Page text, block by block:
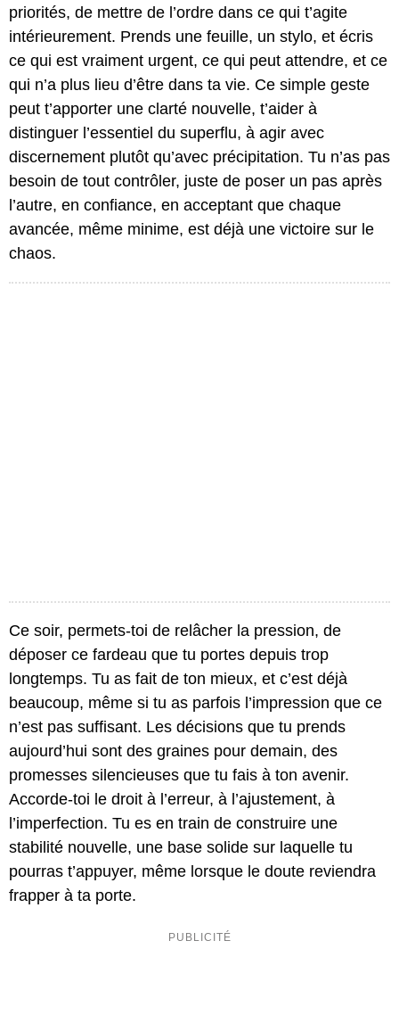
priorités, de mettre de l’ordre dans ce qui t’agite
intérieurement. Prends une feuille, un stylo, et écris
ce qui est vraiment urgent, ce qui peut attendre, et ce
qui n’a plus lieu d’être dans ta vie. Ce simple geste
peut t’apporter une clarté nouvelle, t’aider à
distinguer l’essentiel du superflu, à agir avec
discernement plutôt qu’avec précipitation. Tu n’as pas
besoin de tout contrôler, juste de poser un pas après
l’autre, en confiance, en acceptant que chaque
avancée, même minime, est déjà une victoire sur le
chaos.
Ce soir, permets-toi de relâcher la pression, de
déposer ce fardeau que tu portes depuis trop
longtemps. Tu as fait de ton mieux, et c’est déjà
beaucoup, même si tu as parfois l’impression que ce
n’est pas suffisant. Les décisions que tu prends
aujourd’hui sont des graines pour demain, des
promesses silencieuses que tu fais à ton avenir.
Accorde-toi le droit à l’erreur, à l’ajustement, à
l’imperfection. Tu es en train de construire une
stabilité nouvelle, une base solide sur laquelle tu
pourras t’appuyer, même lorsque le doute reviendra
frapper à ta porte.